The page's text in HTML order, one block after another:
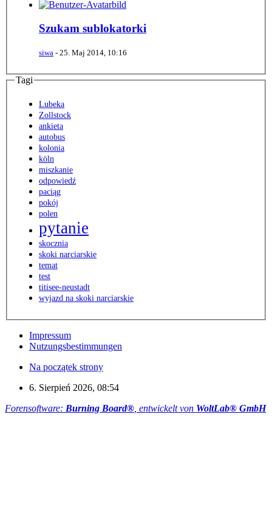
Szukam sublokatorki
siwa - 25. Maj 2014, 10:16
Tagi
Lubeka
Zollstock
ankieta
autobus
kolonia
köln
miszkanie
odpowiedź
paciąg
pokój
polen
pytanie
skocznia
skoki narciarskie
temat
test
titisee-neustadt
wyjazd na skoki narciarskie
Impressum
Nutzungsbestimmungen
Na początek strony
6. Sierpień 2026, 08:54
Forensoftware: Burning Board® , entwickelt von WoltLab® GmbH